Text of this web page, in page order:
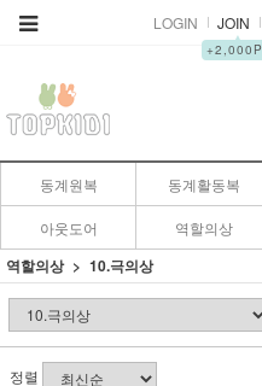
LOGIN JOIN
▲
+2,000P
동계원복 동계활동복
아웃도어 역할의상
역할의상 10.극의상
정렬